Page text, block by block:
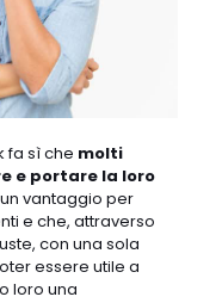
fa sì che molti
e portare la loro
vantaggio per
e che, attraverso
con una sola
essere utile a
loro una